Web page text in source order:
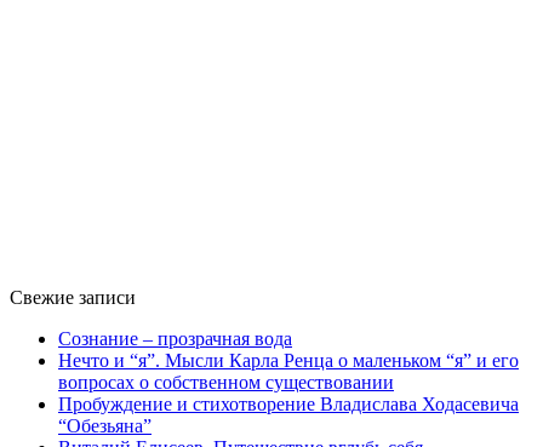
Свежие записи
Сознание – прозрачная вода
Нечто и “я”. Мысли Карла Ренца о маленьком “я” и его
вопросах о собственном существовании
Пробуждение и стихотворение Владислава Ходасевича
“Обезьяна”